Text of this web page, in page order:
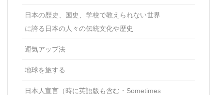
日本の歴史、国史、学校で教えられない世界
に誇る日本の人々の伝統文化や歴史
運気アップ法
地球を旅する
日本人宣言（時に英語版も含む・Sometimes